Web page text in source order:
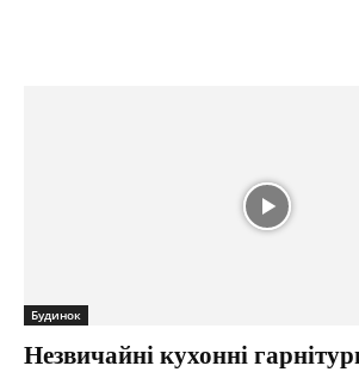
Будинок
Незвичайні кухонні